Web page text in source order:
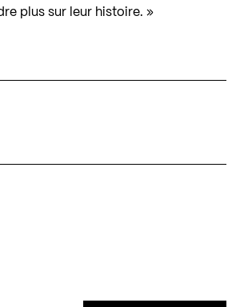
plus sur leur histoire. »